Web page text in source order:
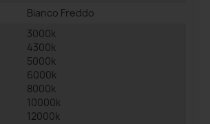
Bianco Freddo
3000k
4300k
5000k
6000k
8000k
10000k
12000k